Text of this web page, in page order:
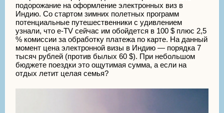
подорожание на оформление электронных виз в
Индию. Со стартом зимних полетных программ
потенциальные путешественники с удивлением
узнали, что e-TV сейчас им обойдется в 100 $ плюс 2,5
% комиссии за обработку платежа по карте. На данный
момент цена электронной визы в Индию — порядка 7
тысяч рублей (против былых 60 $). При небольшом
бюджете поездки это ощутимая сумма, а если на
отдых летит целая семья?